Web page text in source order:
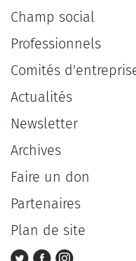
Champ social
Professionnels
Comités
Actualités
Newsletter
Archives
Faire un don
Partenaires
Plan de site